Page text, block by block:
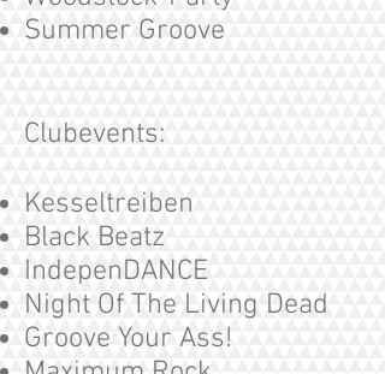
Summer Groove
Clubevents:
Kesseltreiben
Black Beatz
IndepenDANCE
Night Of The Living Dead
Groove Your Ass!